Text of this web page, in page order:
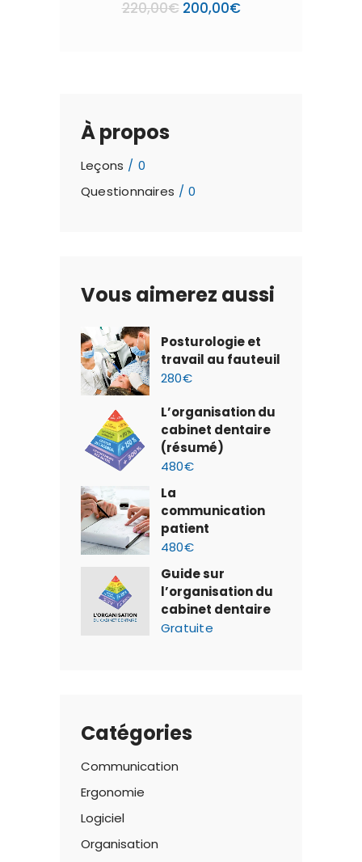
220,00€ Le
200,00€Le
À propos
Leçons
0
Questionnaires
0
Vous aimerez aussi
Posturologie et
travail au fauteuil
280€
L’organisation du
cabinet dentaire
(résumé)
480€
La
communication
patient
480€
Guide sur
l’organisation du
cabinet dentaire
Gratuite
Catégories
Communication
Ergonomie
Logiciel
Organisation